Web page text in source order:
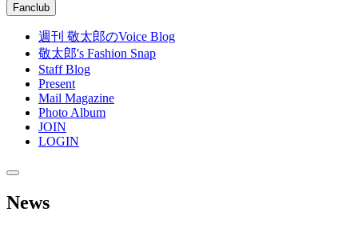
Fanclub
週刊 敬太郎のVoice Blog
敬太郎's Fashion Snap
Staff Blog
Present
Mail Magazine
Photo Album
JOIN
LOGIN
News